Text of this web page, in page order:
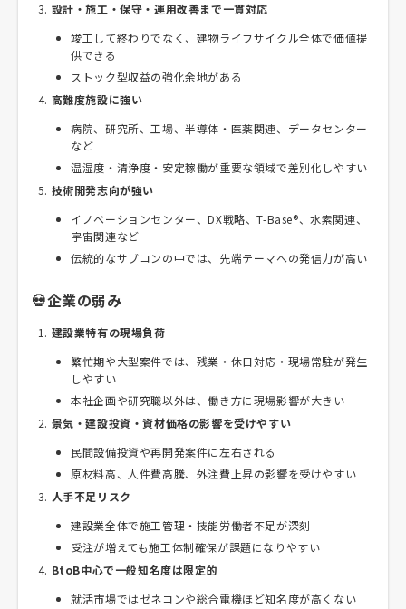
設計・施工・保守・運用改善まで一貫対応
竣工して終わりでなく、建物ライフサイクル全体で価値提
供できる
ストック型収益の強化余地がある
高難度施設に強い
病院、研究所、工場、半導体・医薬関連、データセンター
など
温湿度・清浄度・安定稼働が重要な領域で差別化しやすい
技術開発志向が強い
イノベーションセンター、DX戦略、T-Base®、水素関連、
宇宙関連など
伝統的なサブコンの中では、先端テーマへの発信力が高い
💀企業の弱み
建設業特有の現場負荷
繁忙期や大型案件では、残業・休日対応・現場常駐が発生
しやすい
本社企画や研究職以外は、働き方に現場影響が大きい
景気・建設投資・資材価格の影響を受けやすい
民間設備投資や再開発案件に左右される
原材料高、人件費高騰、外注費上昇の影響を受けやすい
人手不足リスク
建設業全体で施工管理・技能労働者不足が深刻
受注が増えても施工体制確保が課題になりやすい
BtoB中心で一般知名度は限定的
就活市場ではゼネコンや総合電機ほど知名度が高くない